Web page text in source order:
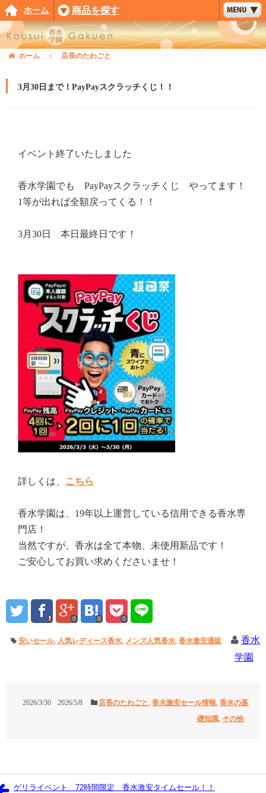
ホーム 商品を探す
ホーム 店長のたわごと
3月30日まで！PayPayスクラッチくじ！！
イベント終了いたしました
香水学園でも PayPayスクラッチくじ やってます！
1等が出れば全額戻ってくる！！
3月30日 本日最終日です！
詳しくは、 こちら
香水学園は、19年以上運営している信用できる香水専
門店！
当然ですが、香水は全て本物、未使用新品です！
ご安心してお買い求めくださいませ！
0 0 0
安いセール, 人気レディース香水, メンズ人気香水,香水激安通販
香水
学園
2026/3/30 2026/5/8 店長のたわごと, 香水激安セール情報, 香水の基
礎知識, その他
ゲリライベント 72時間限定 香水激安タイムセール！！